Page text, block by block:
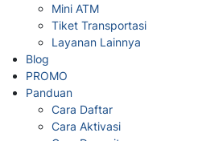
Mini ATM
Tiket Transportasi
Layanan Lainnya
Blog
PROMO
Panduan
Cara Daftar
Cara Aktivasi